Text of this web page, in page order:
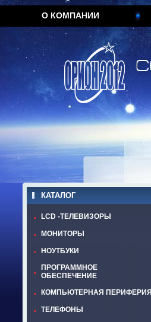
О КОМПАНИИ
КАТАЛОГ
LCD -ТЕЛЕВИЗОРЫ
МОНИТОРЫ
НОУТБУКИ
ПРОГРАММНОЕ
ОБЕСПЕЧЕНИЕ
КОМПЬЮТЕРНАЯ ПЕРИФЕРИЯ
ТЕЛЕФОНЫ